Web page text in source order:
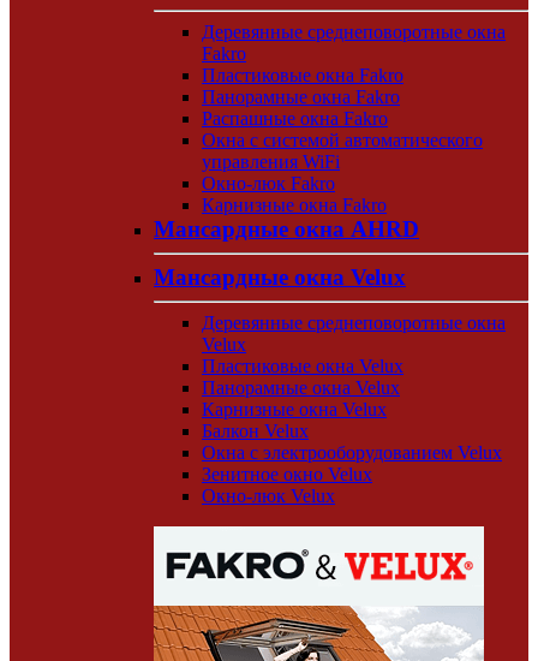
Деревянные среднеповоротные окна
Fakro
Пластиковые окна Fakro
Панорамные окна Fakro
Распашные окна Fakro
Окна с системой автоматического
управления WiFi
Окно-люк Fakro
Карнизные окна Fakro
Мансардные окна AHRD
Мансардные окна Velux
Деревянные среднеповоротные окна
Velux
Пластиковые окна Velux
Панорамные окна Velux
Карнизные окна Velux
Балкон Velux
Окна с электрооборудованием Velux
Зенитное окно Velux
Окно-люк Velux